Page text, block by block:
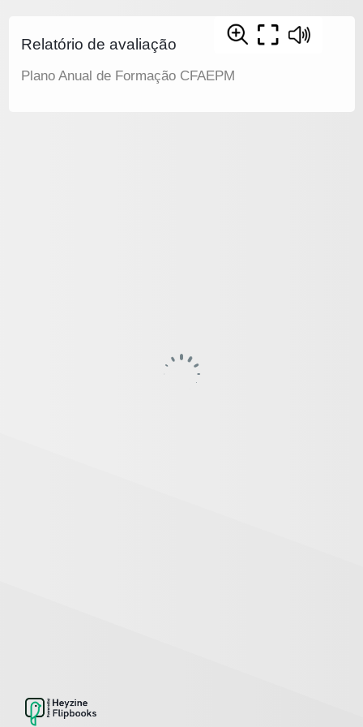
Relatório de avaliação
Plano Anual de Formação CFAEPM